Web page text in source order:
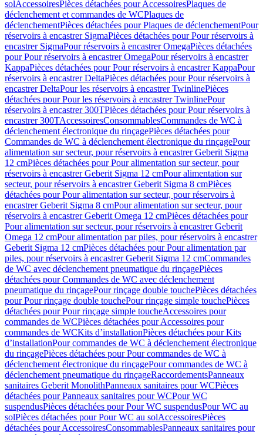
solAccessoiresPièces détachées pour AccessoiresPlaques de
déclenchement et commandes de WCPlaques de
déclenchementPièces détachées pour Plaques de déclenchementPour
réservoirs à encastrer SigmaPièces détachées pour Pour réservoirs à
encastrer SigmaPour réservoirs à encastrer OmegaPièces détachées
pour Pour réservoirs à encastrer OmegaPour réservoirs à encastrer
KappaPièces détachées pour Pour réservoirs à encastrer KappaPour
réservoirs à encastrer DeltaPièces détachées pour Pour réservoirs à
encastrer DeltaPour les réservoirs à encastrer TwinlinePièces
détachées pour Pour les réservoirs à encastrer TwinlinePour
réservoirs à encastrer 300TPièces détachées pour Pour réservoirs à
encastrer 300TAccessoiresConsommablesCommandes de WC à
déclenchement électronique du rinçagePièces détachées pour
Commandes de WC à déclenchement électronique du rinçagePour
alimentation sur secteur, pour réservoirs à encastrer Geberit Sigma
12 cmPièces détachées pour Pour alimentation sur secteur, pour
réservoirs à encastrer Geberit Sigma 12 cmPour alimentation sur
secteur, pour réservoirs à encastrer Geberit Sigma 8 cmPièces
détachées pour Pour alimentation sur secteur, pour réservoirs à
encastrer Geberit Sigma 8 cmPour alimentation sur secteur, pour
réservoirs à encastrer Geberit Omega 12 cmPièces détachées pour
Pour alimentation sur secteur, pour réservoirs à encastrer Geberit
Omega 12 cmPour alimentation par piles, pour réservoirs à encastrer
Geberit Sigma 12 cmPièces détachées pour Pour alimentation par
piles, pour réservoirs à encastrer Geberit Sigma 12 cmCommandes
de WC avec déclenchement pneumatique du rinçagePièces
détachées pour Commandes de WC avec déclenchement
pneumatique du rinçagePour rinçage double touchePièces détachées
pour Pour rinçage double touchePour rinçage simple touchePièces
détachées pour Pour rinçage simple toucheAccessoires pour
commandes de WCPièces détachées pour Accessoires pour
commandes de WCKits d’installationPièces détachées pour Kits
d’installationPour commandes de WC à déclenchement électronique
du rinçagePièces détachées pour Pour commandes de WC à
déclenchement électronique du rinçagePour commandes de WC à
déclenchement pneumatique du rinçageRaccordementsPanneaux
sanitaires Geberit MonolithPanneaux sanitaires pour WCPièces
détachées pour Panneaux sanitaires pour WCPour WC
suspendusPièces détachées pour Pour WC suspendusPour WC au
solPièces détachées pour Pour WC au solAccessoiresPièces
détachées pour AccessoiresConsommablesPanneaux sanitaires pour